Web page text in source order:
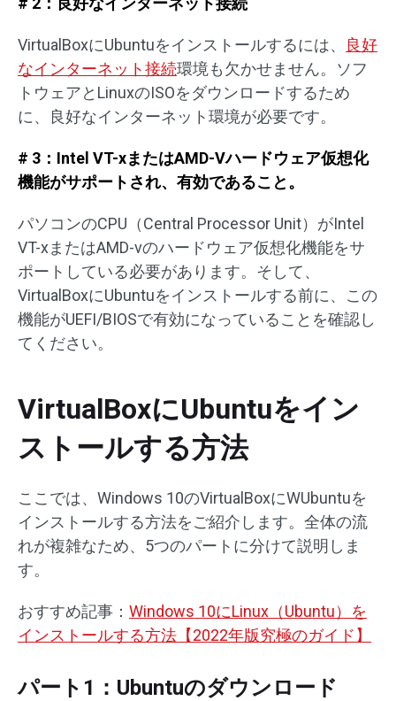
VirtualBoxにUbuntuをインストールするには、
良好
なインターネット接続環境も欠かせません。ソフ
トウェアとLinuxのISOをダウンロードするため
に、良好なインターネット環境が必要です。
# 3：Intel VT-xまたはAMD-Vハードウェア仮想化
機能がサポートされ、有効であること。
パソコンのCPU（Central Processor Unit）がIntel
VT-xまたはAMD-vのハードウェア仮想化機能をサ
ポートしている必要があります。そして、
VirtualBoxにUbuntuをインストールする前に、この
機能がUEFI/BIOSで有効になっていることを確認し
てください。
VirtualBoxにUbuntuをイン
ストールする方法
ここでは、Windows 10のVirtualBoxにWUbuntuを
インストールする方法をご紹介します。全体の流
れが複雑なため、5つのパートに分けて説明しま
す。
おすすめ記事： Windows 10にLinux（Ubuntu）を
インストールする方法【2022年版究極のガイド】
パート1：Ubuntuのダウンロード